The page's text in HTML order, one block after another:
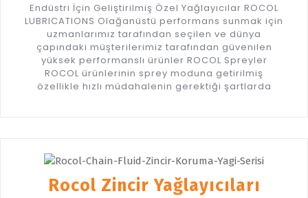
Endüstri İçin Geliştirilmiş Özel Yağlayıcılar ROCOL
LUBRICATIONS Olağanüstü performans sunmak için
uzmanlarımız tarafından seçilen ve dünya
çapındaki müşterilerimiz tarafından güvenilen
yüksek performanslı ürünler ROCOL Spreyler
ROCOL ürünlerinin sprey moduna getirilmiş
özellikle hızlı müdahalenin gerektiği şartlarda
Rocol Zincir Yağlayıcıları